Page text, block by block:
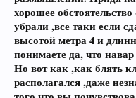
хорошее
убрали ,все таки если
высотой метра 4 и
понимаете да, что
Но вот как ,как блять
располагался ,даже